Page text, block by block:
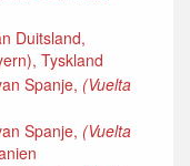
Duitsland,
Tyskland
Spanje, (Vuelta
Spanje, (Vuelta